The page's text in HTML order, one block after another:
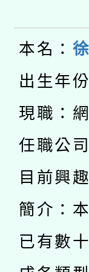
件
年
接
接
月
轉
業
用
動」
115
桃
開
「
關
轉
國
年
業
函
原
族新
師
函
轉
本名：
出生年
現職：
任職公司
目前興
簡介：
已有數